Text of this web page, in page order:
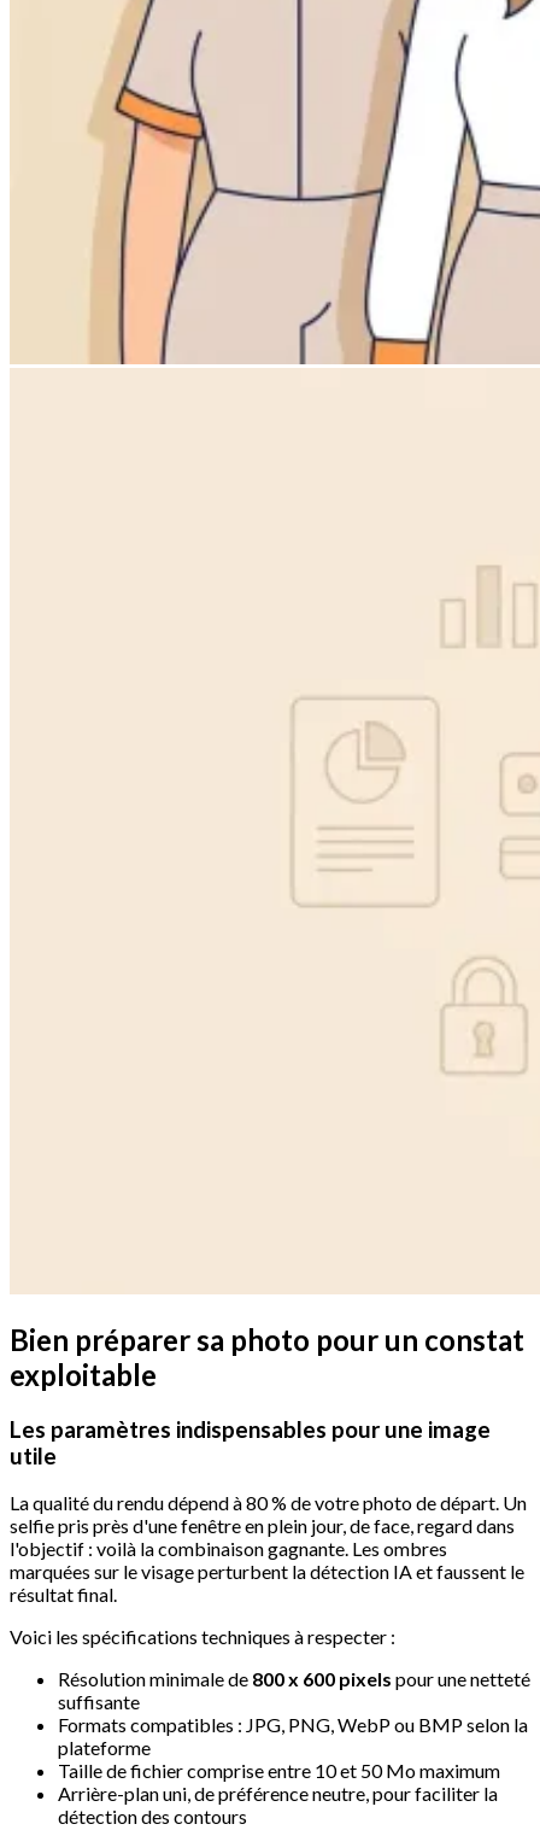
Bien préparer sa photo pour un constat
exploitable
Les paramètres indispensables pour une image
utile
La qualité du rendu dépend à 80 % de votre photo de départ. Un
selfie pris près d'une fenêtre en plein jour, de face, regard dans
l'objectif : voilà la combinaison gagnante. Les ombres
marquées sur le visage perturbent la détection IA et faussent le
résultat final.
Voici les spécifications techniques à respecter :
Résolution minimale de 800 x 600 pixels pour une netteté
suffisante
Formats compatibles : JPG, PNG, WebP ou BMP selon la
plateforme
Taille de fichier comprise entre 10 et 50 Mo maximum
Arrière-plan uni, de préférence neutre, pour faciliter la
détection des contours